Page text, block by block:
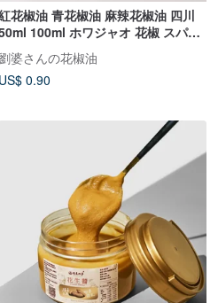
花椒油 青花椒油 麻辣花椒油 四川
100ml ホワジャオ 花椒 スパイ
香辛料 調味料【劉婆さんの花椒
】【台湾直送】【送料無料】
婆さんの花椒油
US$ 0.90